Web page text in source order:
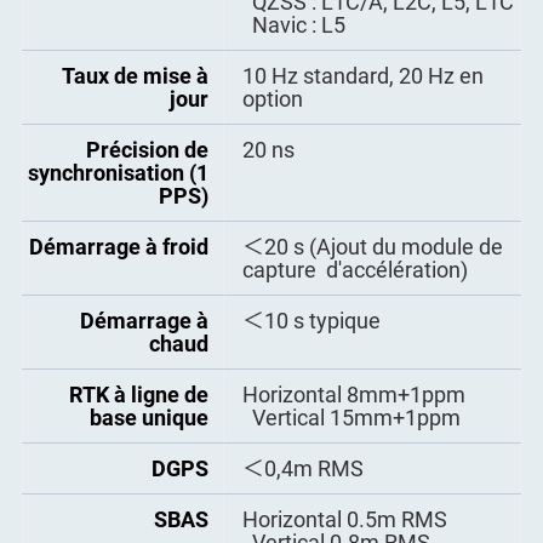
Navic : L5
Taux de mise à
jour
10 Hz standard, 20 Hz en
option
Précision de
synchronisation (1
PPS)
20 ns
Démarrage à froid
＜20 s (Ajout du module de
capture d'accélération)
Démarrage à
chaud
＜10 s typique
RTK à ligne de
base unique
Horizontal 8mm+1ppm
Vertical 15mm+1ppm
DGPS
＜0,4m RMS
SBAS
Horizontal 0.5m RMS
IP67
Tension d'entrée
9-36 VDC
Consommation
électrique
2.6 W maximum
Consommation de
courant
≤1 A maximum
Protection contre
l'inversion de
polarité
Oui
TDD : B38/B39/B40/B41
WCDMA : B1/B2/B4/B5/
MHz
Protocole
d'entrée/sortie de
correction
RTCM2.X, RTCM3.X,
Protocole
d'entrée/sortie de
données
VTG, GST; PTNL, PJK;
- Mise à jour binaire